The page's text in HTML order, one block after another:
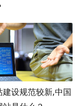
设规范较新,中国